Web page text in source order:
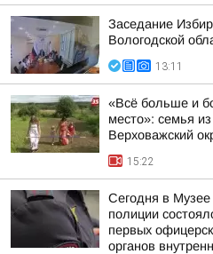
Заседание
Вологодской
13:11
«Всё больше и
место»: семья
Верховажский
15:22
Сегодня в Музее
полиции
первых
органов